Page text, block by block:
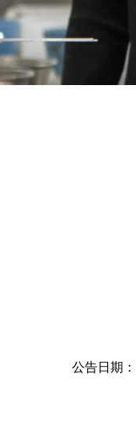
公告日期：